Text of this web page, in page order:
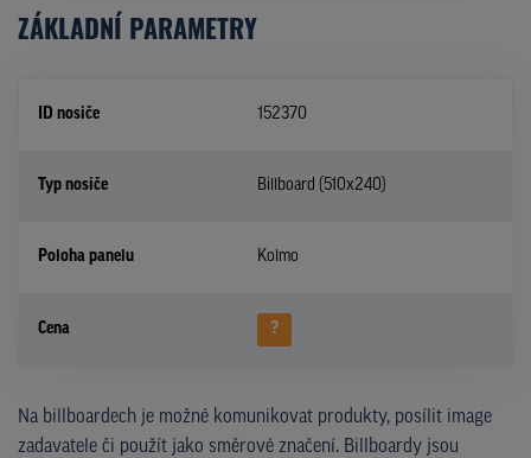
ZÁKLADNÍ PARAMETRY
ID nosiče 152370
Typ nosiče Billboard (510x240)
Poloha panelu Kolmo
Cena ?
Na billboardech je možné komunikovat produkty, posílit image
zadavatele či použít jako směrové značení. Billboardy jsou